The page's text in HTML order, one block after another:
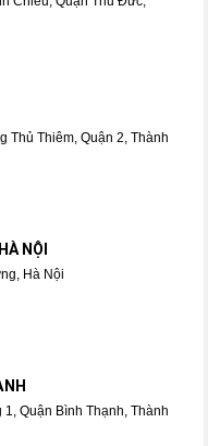
Thiêm, Quận 2, Thành
NỘI
Hà Nội
Quận Bình Thạnh, Thành